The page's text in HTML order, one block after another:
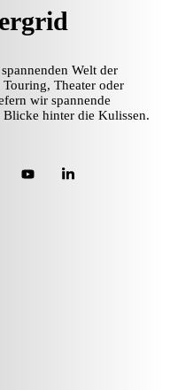
Welt der
Theater oder
wir spannende
hinter die Kulissen.